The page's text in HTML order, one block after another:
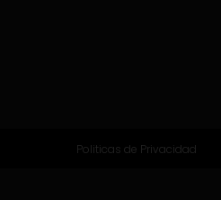
Politicas de Privacidad